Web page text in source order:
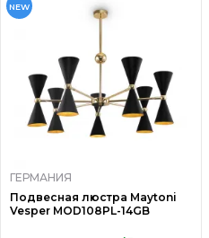
NEW
ГЕРМАНИЯ
Подвесная люстра Maytoni
Vesper MOD108PL-14GB